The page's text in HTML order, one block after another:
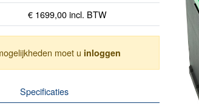
€ 1699,00 incl. BTW
moet u inloggen
Specificaties